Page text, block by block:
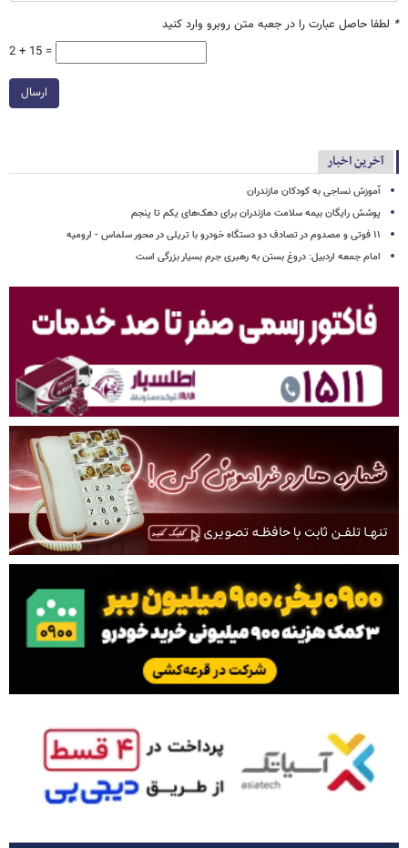
* لطفا حاصل عبارت را در جعبه متن روبرو وارد کنید
2 + 15 =
ارسال
آخرین اخبار
آموزش نساجی به کودکان مازندران
پوشش رایگان بیمه سلامت مازندران برای دهک‌های یکم تا پنجم
۱۱ فوتی و مصدوم در تصادف دو دستگاه خودرو با تریلی در محور سلماس - ارومیه
امام جمعه اردبیل: دروغ بستن به رهبری جرم بسیار بزرگی است